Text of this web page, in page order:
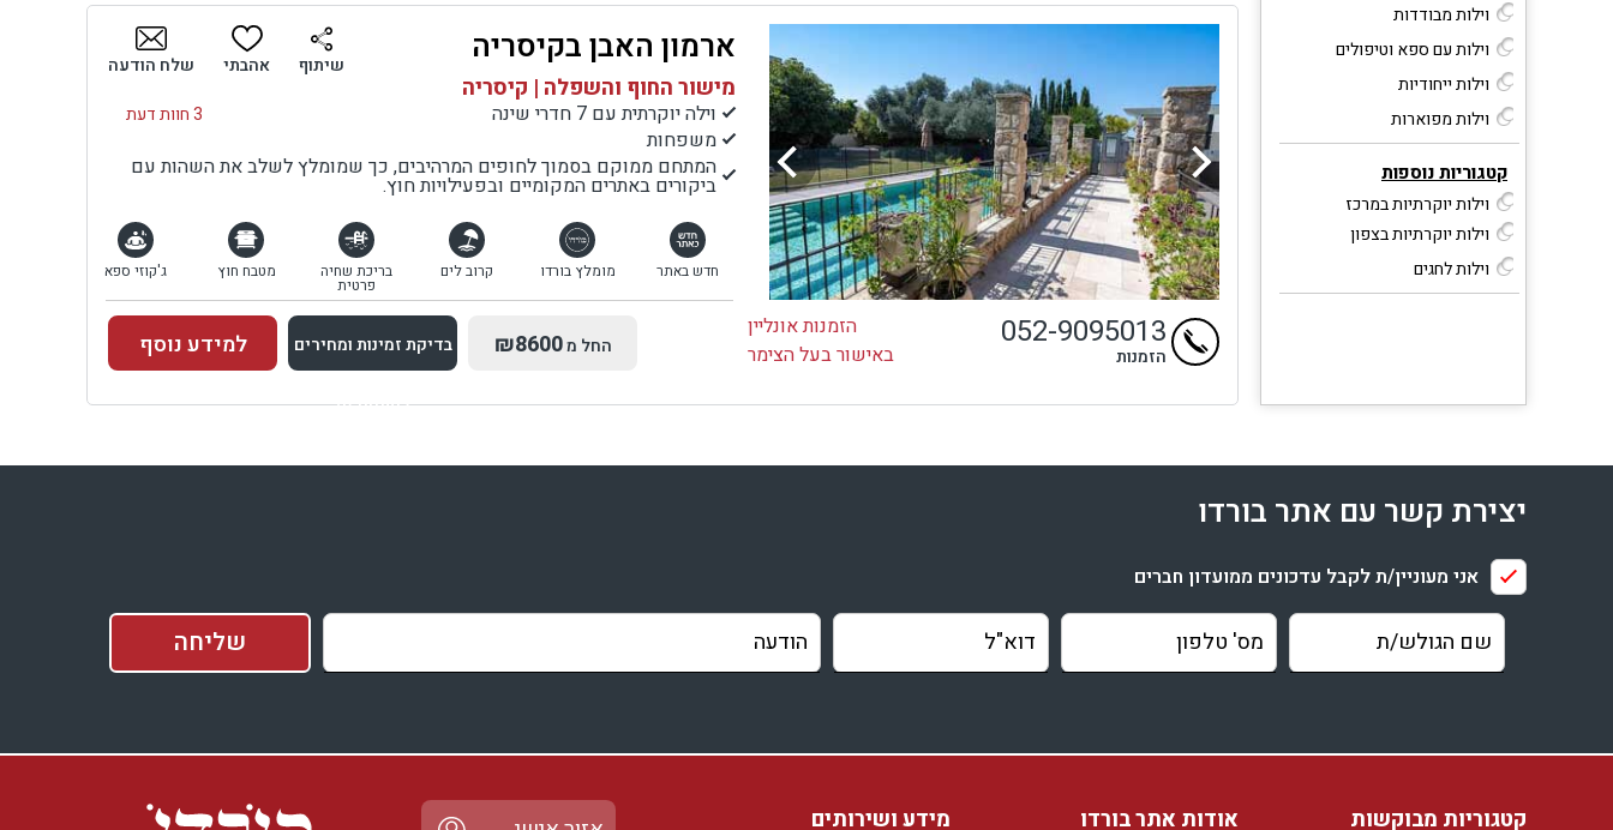
וילות מבודדות
וילות עם ספא וטיפולים
וילות ייחודיות
וילות מפוארות
קטגוריות נוספות
וילות יוקרתיות במרכז
וילות יוקרתיות בצפון
וילות לחגים
בדיקת זמינות ומחירים ארמון האבן בקיסריה
מישור החוף והשפלה | קיסריה
3 חוות דעת
וילה יוקרתית עם 7 חדרי שינה
משפחות
המתחם ממוקם בסמוך לחופים המרהיבים, כך שמומלץ לשלב את השהות עם
ביקורים באתרים המקומיים ובפעילויות חוץ.
שיתוף אהבתי שלח הודעה
חדש באתר מומלץ בורדו קרוב לים בריכת שחיה
פרטית
מטבח חוץ ג'קוזי ספא
הזמנות אונליין
באישור בעל הצימר
052-9095013
הזמנות החל מ₪8600 בדיקת זמינות ומחירים
למתחם זה
בדיקת זמינות ומחירים
למידע נוסף
יצירת קשר עם אתר בורדו
אני מעוניין/ת לקבל עדכונים ממועדון חברים
קטגוריות מבוקשות אודות אתר בורדו מידע ושירותים